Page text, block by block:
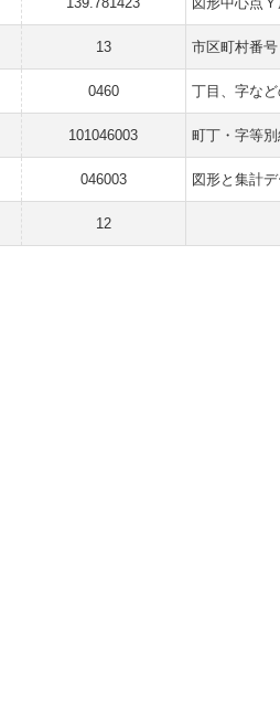
13 市区町村番号
0460 丁目、字な
101046003 町丁・字等
046003 図形と集計
12